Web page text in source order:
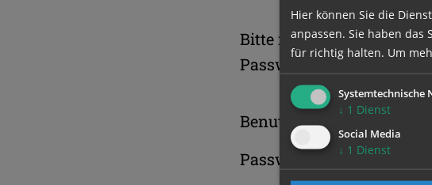
Bitte melden Sie sich
Passwort an.
Benutzername
Passwort
Hier können Sie die
anpassen. Sie haben das
für richtig halten. Um
Systemtechnische
↓ 1 Dienst
Social Media
↓ 1 Dienst